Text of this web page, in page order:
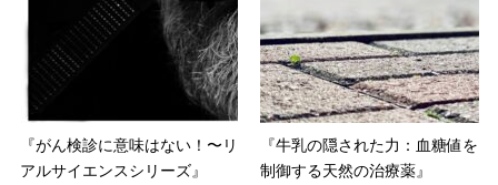
『がん検診に意味はない！〜リ
アルサイエンスシリーズ』
『牛乳の隠された力：血糖値を
制御する天然の治療薬』